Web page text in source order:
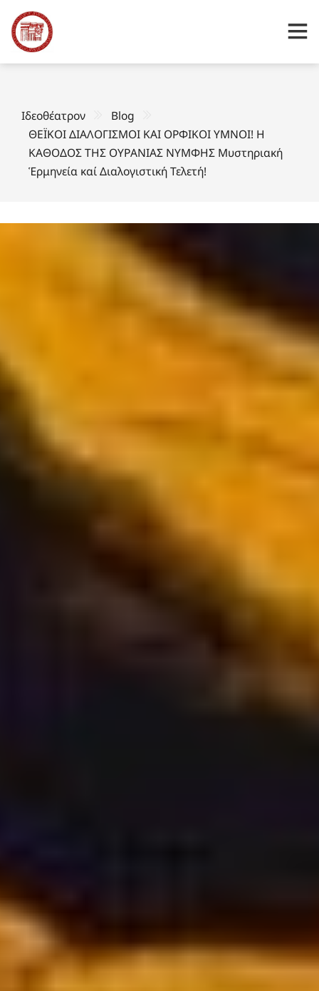
Ιδεοθέατρον
Blog
ΘΕΪΚΟΙ ΔΙΑΛΟΓΙΣΜΟΙ ΚΑΙ ΟΡΦΙΚΟΙ ΥΜΝΟΙ! Η
ΚΑΘΟΔΟΣ ΤΗΣ ΟΥΡΑΝΙΑΣ ΝΥΜΦΗΣ Μυστηριακή
Ἑρμηνεία καί Διαλογιστική Τελετή!